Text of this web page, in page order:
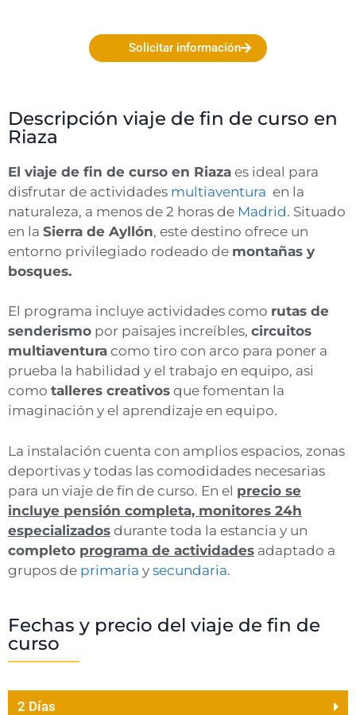
Solicitar información
Descripción viaje de fin de curso en
Riaza
El viaje de fin de curso en Riaza es ideal para
disfrutar de actividades multiaventura en la
naturaleza, a menos de 2 horas de Madrid. Situado
en la Sierra de Ayllón, este destino ofrece un
entorno privilegiado rodeado de montañas y
bosques.
El programa incluye actividades como rutas de
senderismo por paisajes increíbles, circuitos
multiaventura como tiro con arco para poner a
prueba la habilidad y el trabajo en equipo, asi
como talleres creativos que fomentan la
imaginación y el aprendizaje en equipo.
La instalación cuenta con amplios espacios, zonas
deportivas y todas las comodidades necesarias
para un viaje de fin de curso. En el precio se
incluye pensión completa, monitores 24h
especializados durante toda la estancia y un
completo programa de actividades adaptado a
grupos de primaria y secundaria.
Fechas y precio del viaje de fin de
curso
2 Días